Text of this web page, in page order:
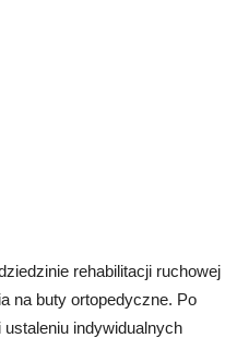
rehabilitacji ruchowej
na buty ortopedyczne. Po
indywidualnych